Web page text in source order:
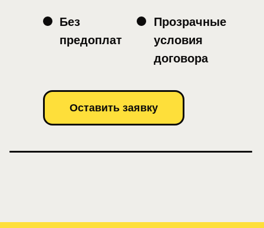
Оставить заявку
Без
предоплат
Прозрачные
условия
договора